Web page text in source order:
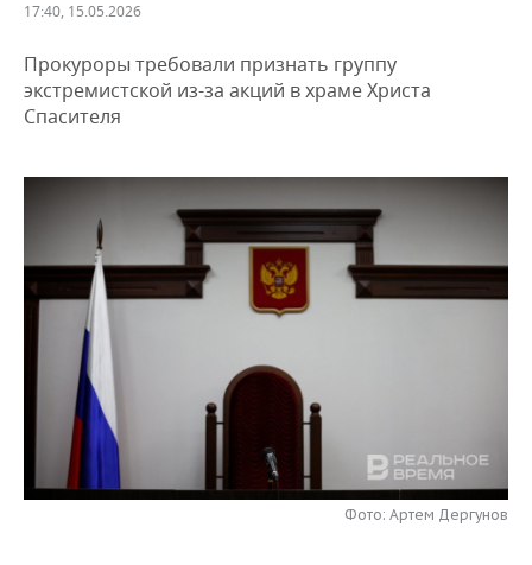
ДЕКЛАРАЦИИ О ДОХОДАХ
КОРОЛИ ГОСЗАКАЗА ПФО
КОМУ ПРИНАДЛЕЖАТ
ТОРГОВЫЕ ЦЕНТРЫ
ТАТАРСТАНА
НОВОСТИ ЭКОНОМИКИ
ФИНАНСЫ
БЮДЖЕТ
ИНВЕСТИЦИИ
ПРОМЫШЛЕННОСТЬ
НОВОСТИ
ПРОМЫШЛЕННОСТИ
АГРОПРОМ
МАШИНОСТРОЕНИЕ
НЕФТЕХИМИЯ
НЕФТЬ
ЭНЕРГЕТИКА
НЕДВИЖИМОСТЬ
НОВОСТИ АВТО
НОВОСТИ БИЗНЕСА
РОЗНИЧНАЯ ТОРГОВЛЯ
ТРАНСПОРТ
УСЛУГИ
ТЕХНОЛОГИИ
НОВОСТИ ТЕХНОЛОГИЙ
МЕДИА
ТЕЛЕКОММУНИКАЦИИ
МЕРОПРИЯТИЯ
НОВОСТИ МЕРОПРИЯТИЙ
ВЫЕЗДНАЯ РЕДАКЦИЯ
БИЗНЕС-БРАНЧИ
СПОРТ
НОВОСТИ СПОРТА
ФУТБОЛ
ОБЩЕСТВО
НОВОСТИ ОБЩЕСТВА
ФОТОГАЛЕРЕЯ
17:40, 15.05.2026
Прокуроры требовали признать группу
экстремистской из-за акций в храме Христа
Спасителя
Фото: Артем Дергунов